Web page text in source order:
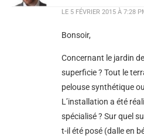
LE 5 FÉVRIER 2015 À 7:28
Bonsoir,
Concernant le jardin
superficie ? Tout le
pelouse synthétique
L’installation a été
spécialisé ? Sur quel
t-il été posé (dalle en